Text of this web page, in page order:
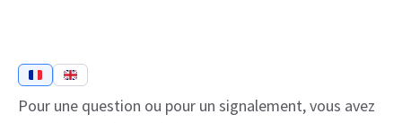
Pour une question ou pour un signalement, vous avez